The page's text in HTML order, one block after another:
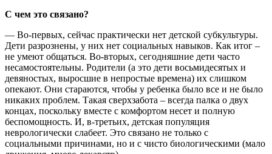
С чем это связано?
— Во-первых, сейчас практически нет детской субкультуры.
Дети разрознены, у них нет социальных навыков. Как итог –
не умеют общаться. Во-вторых, сегодняшние дети часто
несамостоятельны. Родители (а это дети восьмидесятых и
девяностых, выросшие в непростые времена) их слишком
опекают. Они стараются, чтобы у ребенка было все и не было
никаких проблем. Такая сверхзабота – всегда палка о двух
концах, поскольку вместе с комфортом несет и полную
беспомощность. И, в-третьих, детская популяция
неврологически слабеет. Это связано не только с
социальными причинами, но и с чисто биологическими (мало